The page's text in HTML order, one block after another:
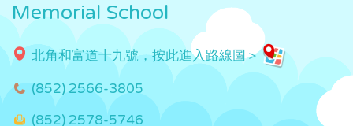
Memorial School
北角和富道十九號，按此進入路線圖＞
(852) 2566-3805
(852) 2578-5746